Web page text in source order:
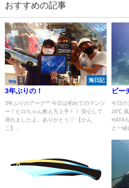
おすすめの記事
海日記
3年ぶりの！
3年ぶりのアーク^^ 今日は初めてのマンツ
ー！ヒロちゃん教え方上手！！ 安心して
潜れましたよ。ありがとう♡ 【かん
こ】...
ビー
今日
28℃
HATA
と一緒